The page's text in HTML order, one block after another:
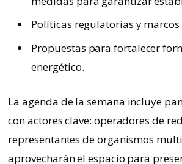
Políticas regulatorias y
Propuestas para fortalecer
energético.
La agenda de la semana incluye
con actores clave: operadores de
representantes de organismos
aprovecharán el espacio para